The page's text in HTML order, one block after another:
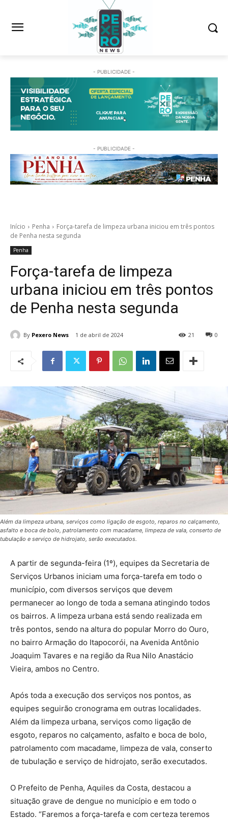
- PUBLICIDADE -
- PUBLICIDADE -
Início Penha
Força-tarefa de limpeza urbana iniciou em três pontos
de Penha nesta segunda
Penha
Força-tarefa de limpeza
urbana iniciou em três pontos
de Penha nesta segunda
By Pexero News 1 de abril de 2024 0
21
Além da limpeza urbana, serviços como ligação de esgoto, reparos no calçamento,
asfalto e boca de bolo, patrolamento com macadame, limpeza de vala, conserto de
tubulação e serviço de hidrojato, serão executados.
A partir de segunda-feira (1º), equipes da Secretaria de
Serviços Urbanos iniciam uma força-tarefa em todo o
município, com diversos serviços que devem
permanecer ao longo de toda a semana atingindo todos
os bairros. A limpeza urbana está sendo realizada em
três pontos, sendo na altura do popular Morro do Ouro,
no bairro Armação do Itapocorói, na Avenida Antônio
Joaquim Tavares e na região da Rua Nilo Anastácio
Vieira, ambos no Centro.
Após toda a execução dos serviços nos pontos, as
equipes seguirão cronograma em outras localidades.
Além da limpeza urbana, serviços como ligação de
esgoto, reparos no calçamento, asfalto e boca de bolo,
patrolamento com macadame, limpeza de vala, conserto
de tubulação e serviço de hidrojato, serão executados.
O Prefeito de Penha, Aquiles da Costa, destacou a
situação grave de dengue no município e em todo o
Estado. “Faremos a força-tarefa e com certeza teremos